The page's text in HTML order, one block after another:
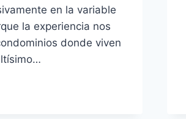
en la variable
la experiencia nos
donde viven